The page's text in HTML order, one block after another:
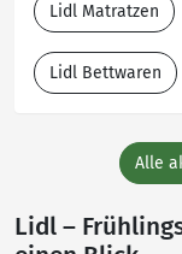
Lidl Matratzen
Lidl Bettwaren
Alle
Lidl –